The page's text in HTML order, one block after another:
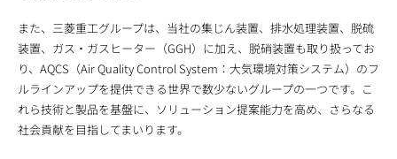
また、三菱重工グループは、当社の集じん装置、排水処理装置、脱硫
装置、ガス・ガスヒーター（GGH）に加え、脱硝装置も取り扱ってお
り、AQCS（Air Quality Control System：大気環境対策システム）のフ
ルラインアップを提供できる世界で数少ないグループの一つです。こ
れら技術と製品を基盤に、ソリューション提案能力を高め、さらなる
社会貢献を目指してまいります。